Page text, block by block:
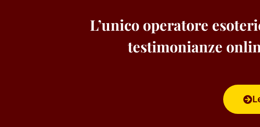
L’unico operatore
testimonianze